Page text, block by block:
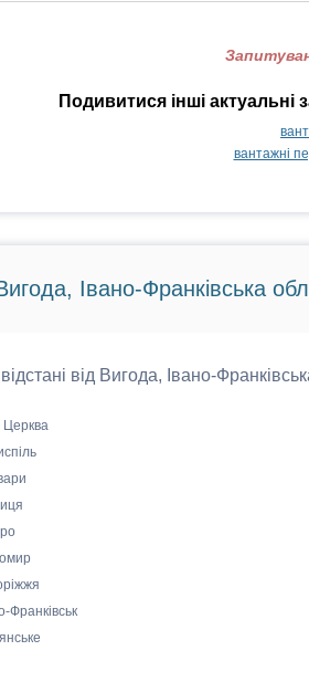
Подивитися інші
вантажні
Івано-Франківська
від Вигода, Івано-
Церква
Франківськ